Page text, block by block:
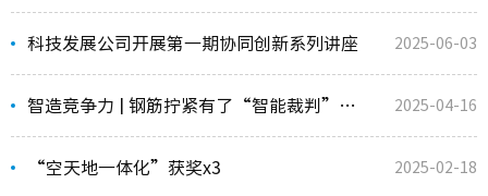
科技发展公司开展第一期协同创新系列讲座 2025-06-03
智造竞争力 | 钢筋拧紧有了“智能裁判”！施工质量用数据说话 2025-04-16
“空天地一体化”获奖x3 2025-02-18